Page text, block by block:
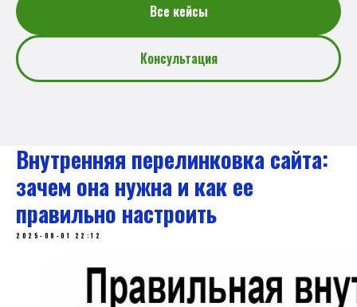
Все кейсы
Консультация
Внутренняя перелинковка сайта:
зачем она нужна и как ее
правильно настроить
2025-08-01 22:12